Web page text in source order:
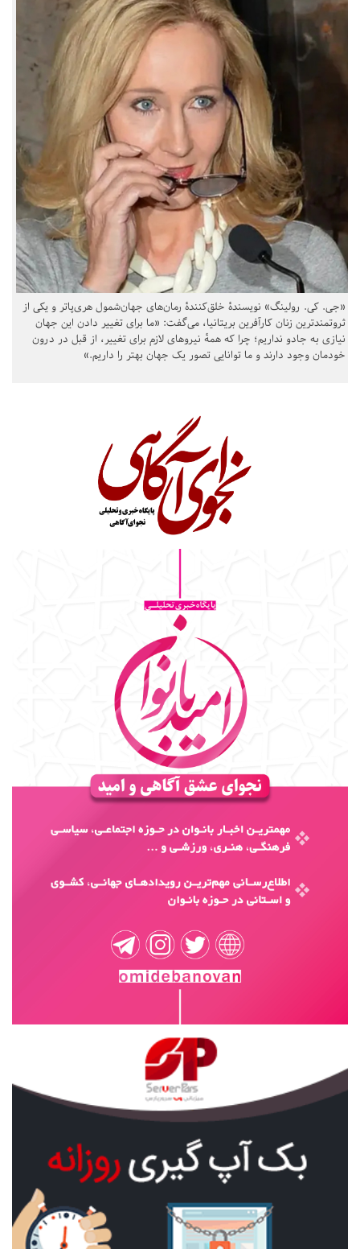
«جی. کی. رولینگ» نویسندهٔ خلق‌کنندهٔ رمان‌های جهان‌شمول هری‌پاتر و یکی از
ثروتمندترین زنان کارآفرین بریتانیا، می‌گفت: «ما برای تغییر دادن این جهان
نیازی به جادو نداریم؛ چرا که همهٔ نیروهای لازم برای تغییر، از قبل در درون
خودمان وجود دارند و ما توانایی تصور یک جهان بهتر را داریم.»